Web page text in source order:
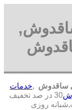
ساقدوش ,خدمات
30 در صد تخفیف
دوست,شبانه روزی